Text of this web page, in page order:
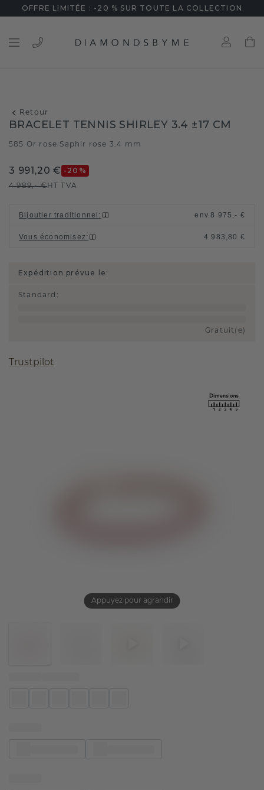
OFFRE LIMITÉE : -20 % SUR TOUTE LA COLLECTION
Retour
Appuyez pour agrandir
BRACELET TENNIS SHIRLEY 3.4 ±17 CM
585 Or rose Saphir rose 3.4 mm
3 991,20 € -20 %
4 989,- €HT TVA
Bijoutier traditionnel : env.8 975,- €
Vous économisez: 4 983,80 €
Expédition prévue le:
Standard :
Gratuit(e)
Trustpilot